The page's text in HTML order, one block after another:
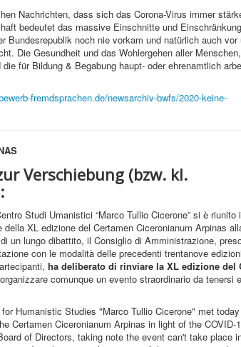
Nachrichten, dass sich das Corona-Virus immer
bedeutet das massive Einschnitte und
Bundesrepublik noch nie vorkam und natürlich auch vor
Die Gesundheit und das Wohlergehen aller
für Bildung & Begabung haupt- oder ehrenamtlich
fremdsprachen.de/newsarchiv-bwfs/2020-keine-
Verschiebung (bzw. kl.
Studi Umanistici “Marco Tullio Cicerone” si è riunito
della XL edizione del Certamen Ciceronianum Arpinas
un lungo dibattito, il Consiglio di Amministrazione,
con le modalità delle precedenti trentanove
ha deliberato di rinviare la XL edizione del
comunque un evento straordinario da tenersi
Humanistic Studies "Marco Tullio Cicerone" met
Certamen Ciceronianum Arpinas in light of the COVID-
of Directors, taking note the event can't take place